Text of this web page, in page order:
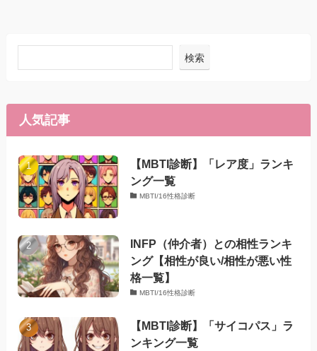
検索
人気記事
【MBTI診断】「レア度」ランキ
ング一覧
MBTI/16性格診断
INFP（仲介者）との相性ランキ
ング【相性が良い/相性が悪い性
格一覧】
MBTI/16性格診断
【MBTI診断】「サイコパス」ラ
ンキング一覧